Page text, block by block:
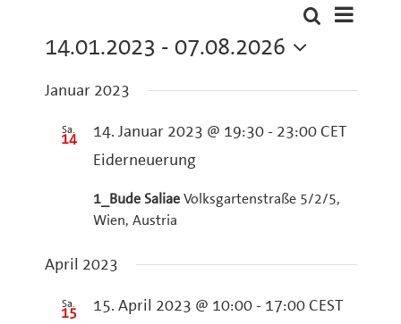
Suche
Navigation
Suche
Liste
14.01.2023 - 07.08.2026
wählen.
Januar 2023
Sa.
14 14. Januar 2023 @ 19:30- 23:00 CET
Eiderneuerung
1_Bude Saliae Volksgartenstraße 5/2/5,
Wien, Austria
April 2023
Sa.
15 15. April 2023 @ 10:00- 17:00 CEST